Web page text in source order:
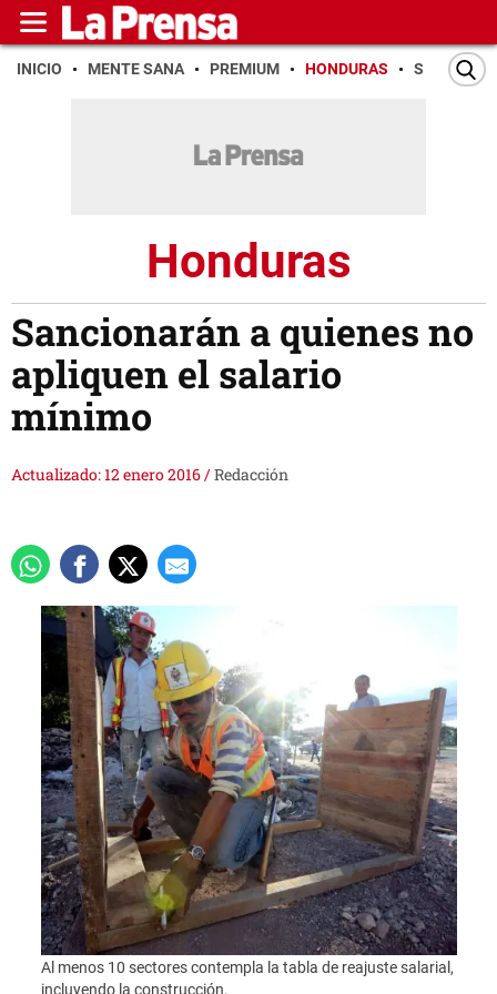
INICIO MENTE SANA PREMIUM HONDURAS SAN PEDRO
Honduras
Sancionarán a quienes no
apliquen el salario
mínimo
Actualizado: 12 enero 2016/Redacción
Al menos 10 sectores contempla la tabla de reajuste salarial,
incluyendo la construcción.